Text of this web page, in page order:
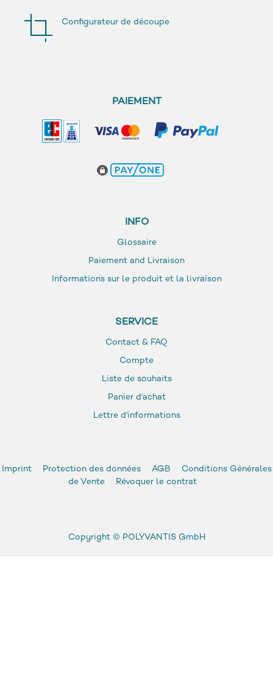
Configurateur de découpe
PAIEMENT
INFO
Glossaire
Paiement and Livraison
Informations sur le produit et la livraison
SERVICE
Contact & FAQ
Compte
Liste de souhaits
Panier d'achat
Lettre d'informations
Imprint Protection des données AGB
Conditions Générales
de Vente
Révoquer le contrat
Copyright © POLYVANTIS GmbH